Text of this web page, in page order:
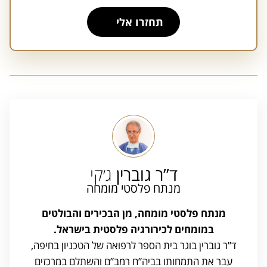
תחזרו אלי
l
r
ד”ר גוברין ג׳קי
מנתח פלסטי מומחה
מנתח פלסטי מומחה, מן הבכירים והבולטים
במומחים לכירורגיה פלסטית בישראל.
ד”ר גוברין בוגר בית הספר לרפואה של הטכניון בחיפה,
עבר את התמחותו בביה”ח רמב”ם והשתלם במרכזים